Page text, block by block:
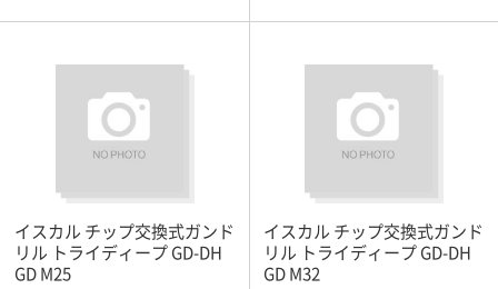
イスカル チップ交換式ガンド
リル トライディープ GD-DH
GD M25
イスカル チップ交換式ガンド
リル トライディープ GD-DH
GD M32